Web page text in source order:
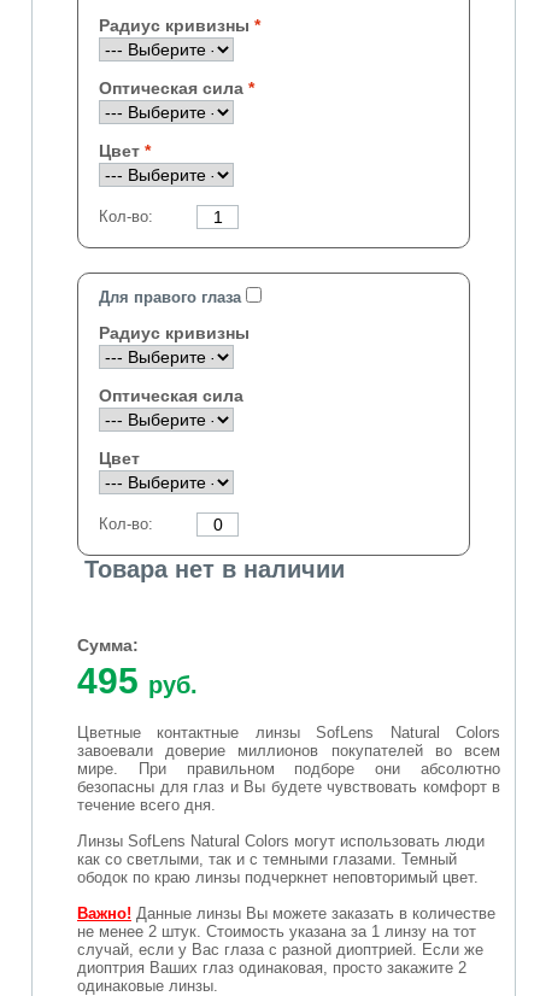
Радиус кривизны
Оптическая сила
Цвет
Кол-во:
Для правого глаза
Радиус кривизны
Оптическая сила
Цвет
Кол-во:
Товара нет в наличии
Сумма:
495 руб.
Цветные контактные линзы SofLens Natural Colors
завоевали доверие миллионов покупателей во всем
мире. При правильном подборе они абсолютно
безопасны для глаз и Вы будете чувствовать комфорт в
течение всего дня.
Линзы SofLens Natural Colors могут использовать люди
как со светлыми, так и с темными глазами. Темный
ободок по краю линзы подчеркнет неповторимый цвет.
Важно! Данные линзы Вы можете заказать в количестве
не менее 2 штук. Стоимость указана за 1 линзу на тот
случай, если у Вас глаза с разной диоптрией. Если же
диоптрия Ваших глаз одинаковая, просто закажите 2
одинаковые линзы.